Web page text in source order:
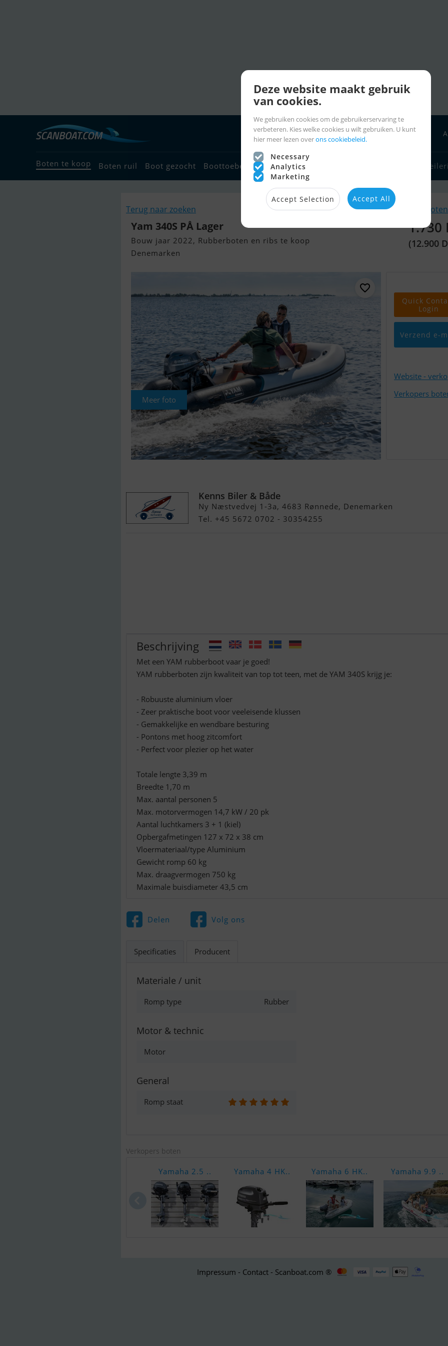
Boten te koop Boten ruil Boot gezocht Boottoebehoren Bootverkopers
Terug naar zoeken Soortgelijk
Yam 340S PÅ Lager
Bouw jaar 2022, Rubberboten en ribs te koop
Denemarken
1.730
(12.900
Meer foto
Quick
Login
Verzend e-
Website -
Verkopers
Kenns Biler & Både
Ny Næstvedvej 1-3a, 4683 Rønnede, Denemarken
Tel. +45 5672 0702 - 30354255
Beschrijving
Met een YAM rubberboot vaar je goed!
YAM rubberboten zijn kwaliteit van top tot teen, met de YAM 340S krijg je:
- Robuuste aluminium vloer
- Zeer praktische boot voor veeleisende klussen
- Gemakkelijke en wendbare besturing
- Pontons met hoog zitcomfort
- Perfect voor plezier op het water
Totale lengte 3,39 m
Breedte 1,70 m
Max. aantal personen 5
Max. motorvermogen 14,7 kW / 20 pk
Aantal luchtkamers 3 + 1 (kiel)
Opbergafmetingen 127 x 72 x 38 cm
Vloermateriaal/type Aluminium
Gewicht romp 60 kg
Max. draagvermogen 750 kg
Maximale buisdiameter 43,5 cm
Delen Volg ons
Specificaties Producent
Materiale / unit
Romp type Rubber
Motor & technic
Motor
General
Romp staat
Verkopers boten
Yamaha 2.5 .. Yamaha 4 HK.. Yamaha 6 HK.. Yamaha 9.9 ..
Impressum - Contact - Scanboat.com ®
Deze website maakt gebruik
van cookies.
We gebruiken cookies om de gebruikerservaring te
verbeteren. Kies welke cookies u wilt gebruiken. U kunt
hier meer lezen overons cookiebeleid.
Necessary
Analytics
Marketing
Accept Selection Accept All